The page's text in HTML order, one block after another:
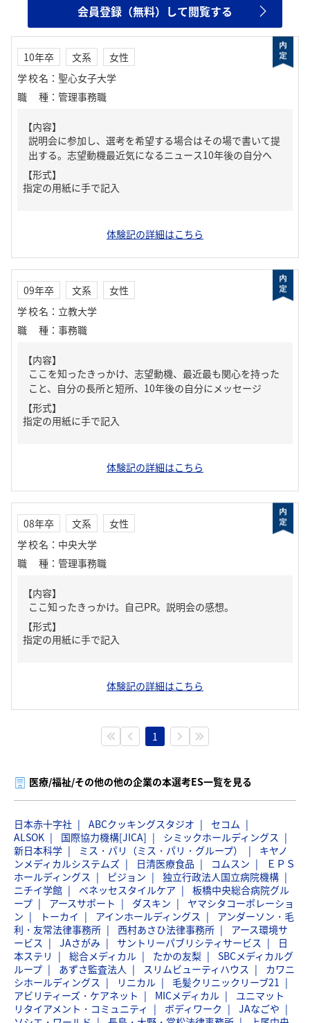
会員登録（無料）して閲覧する
10年卒 文系
女性
学校名 ： 聖心女子大学
職種 ： 管理事務職
【内容】
説明会に参加し、選考を希望する場合はその場で書いて提
出する。志望動機最近気になるニュース10年後の自分へ
【形式】
指定の用紙に手で記入
体験記の詳細はこちら
09年卒 文系
女性
学校名 ： 立教大学
職種 ： 事務職
【内容】
ここを知ったきっかけ、志望動機、最近最も関心を持った
こと、自分の長所と短所、10年後の自分にメッセージ
【形式】
指定の用紙に手で記入
体験記の詳細はこちら
08年卒 文系
女性
学校名 ： 中央大学
職種 ： 管理事務職
【内容】
ここ知ったきっかけ。自己PR。説明会の感想。
【形式】
指定の用紙に手で記入
体験記の詳細はこちら
1
医療/福祉/その他の他の企業の本選考ES一覧を見る
日本赤十字社 ABCクッキングスタジオ
セコム
ALSOK
国際協力機構[JICA]
シミックホールディングス
新日本科学
ミス・パリ（ミス・パリ・グループ）
キヤノ
ンメディカルシステムズ
日清医療食品 コムスン
ＥＰＳ
ホールディングス
ピジョン
独立行政法人国立病院機構
ニチイ学館
ベネッセスタイルケア
板橋中央総合病院グル
ープ
アースサポート ダスキン
ヤマシタコーポレーショ
ン
トーカイ アインホールディングス
アンダーソン・毛
利・友常法律事務所
西村あさひ法律事務所
アース環境サ
ービス
JAさがみ サントリーパブリシティサービス
日
本ステリ
総合メディカル たかの友梨
SBCメディカルグ
ループ
あずさ監査法人 スリムビューティハウス
カワニ
シホールディングス
リニカル
毛髪クリニックリーブ21
アビリティーズ・ケアネット
MICメディカル
ユニマット
リタイアメント・コミュニティ
ボディワーク
JAなごや